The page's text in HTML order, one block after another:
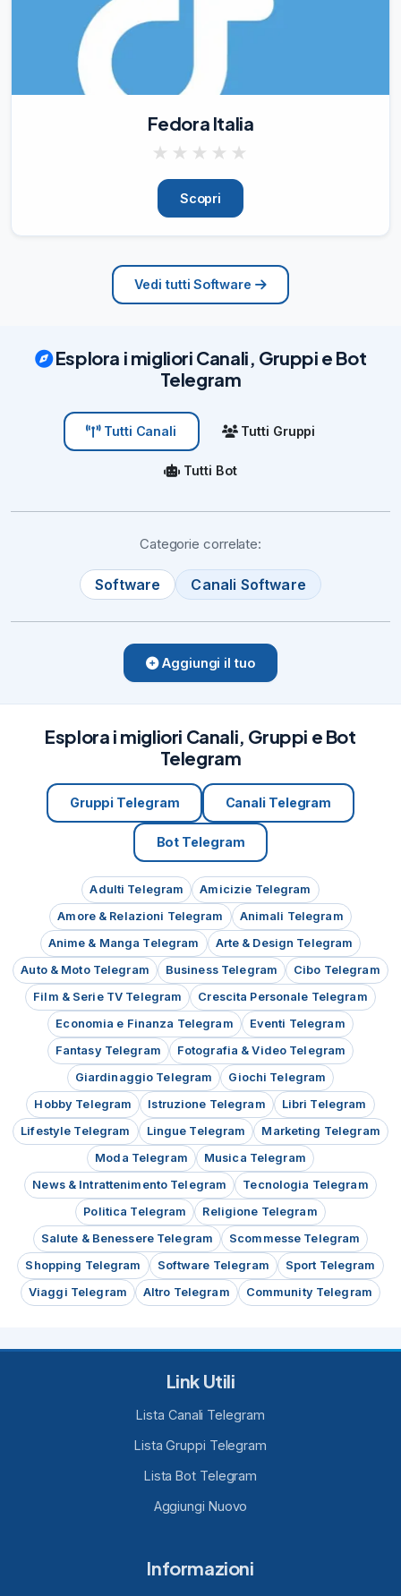
Fedora Italia
★ ★ ★ ★ ★
Scopri
Vedi tutti Software
Esplora i migliori Canali, Gruppi e Bot
Telegram
Tutti Canali Tutti Gruppi
Tutti Bot
Categorie correlate:
Software Canali Software
Aggiungi il tuo
Esplora i migliori Canali, Gruppi e Bot
Telegram
Gruppi Telegram Canali Telegram
Bot Telegram
Adulti Telegram
Amicizie Telegram
Amore & Relazioni Telegram
Animali Telegram
Anime & Manga Telegram
Arte & Design Telegram
Auto & Moto Telegram
Business Telegram
Cibo Telegram
Film & Serie TV Telegram
Crescita Personale Telegram
Economia e Finanza Telegram
Eventi Telegram
Fantasy Telegram
Fotografia & Video Telegram
Giardinaggio Telegram
Giochi Telegram
Hobby Telegram
Istruzione Telegram
Libri Telegram
Lifestyle Telegram
Lingue Telegram
Marketing Telegram
Moda Telegram
Musica Telegram
News & Intrattenimento Telegram
Tecnologia Telegram
Politica Telegram
Religione Telegram
Salute & Benessere Telegram
Scommesse Telegram
Shopping Telegram
Software Telegram
Sport Telegram
Viaggi Telegram
Altro Telegram Community Telegram
Link Utili
Lista Canali Telegram
Lista Gruppi Telegram
Lista Bot Telegram
Aggiungi Nuovo
Informazioni